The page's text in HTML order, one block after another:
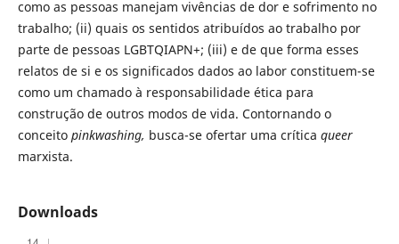
como as pessoas manejam vivências de dor e sofrimento no
trabalho; (ii) quais os sentidos atribuídos ao trabalho por
parte de pessoas LGBTQIAPN+; (iii) e de que forma esses
relatos de si e os significados dados ao labor constituem-se
como um chamado à responsabilidade ética para
construção de outros modos de vida. Contornando o
conceito pinkwashing, busca-se ofertar uma crítica queer
marxista.
Downloads